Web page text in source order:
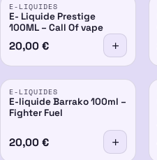
E-LIQUIDES
E- Liquide Prestige
100ML – Call Of vape
20,00 €
E-LIQUIDES
E-liquide Barrako 100ml –
Fighter Fuel
20,00 €